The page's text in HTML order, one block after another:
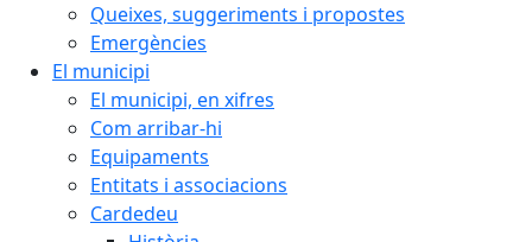
Queixes, suggeriments i propostes
Emergències
El municipi
El municipi, en xifres
Com arribar-hi
Equipaments
Entitats i associacions
Cardedeu